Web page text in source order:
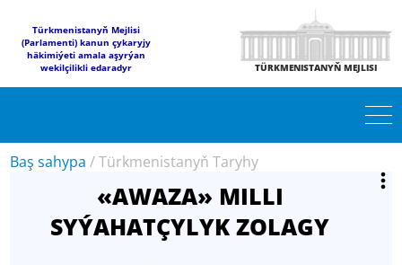
Türkmenistanyň Mejlisi
(Parlamenti) kanun çykaryjy
häkimiýeti amala aşyrýan
wekilçilikli edaradyr
TÜRKMENISTANYŇ MEJLISI
Baş sahypa /Türkmenistanyň Taryhy
«AWAZA» MILLI
SYÝAHATÇYLYK ZOLAGY